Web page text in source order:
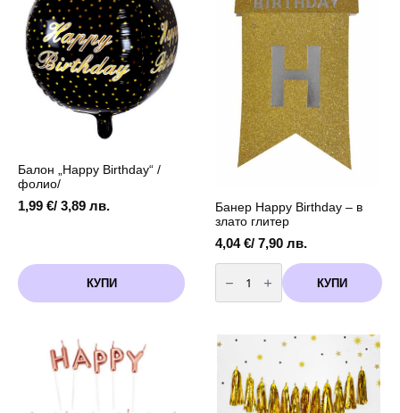
броя
Балон „Happy Birthday“ /
фолио/
1,99 €/ 3,89 лв.
КУПИ
Банер Happy Birthday – в
злато глитер
4,04€/ 7,90 лв.
количество
за
Банер
Happy
в
злато
глитер
КУПИ